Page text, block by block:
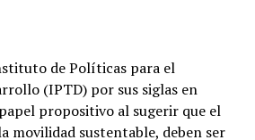
de Políticas para el
(IPTD) por sus siglas en
propositivo al sugerir que el
movilidad sustentable, deben ser